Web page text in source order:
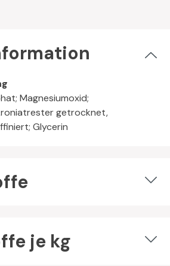
Magnesiumoxid;
getrocknet,
Glycerin
je kg